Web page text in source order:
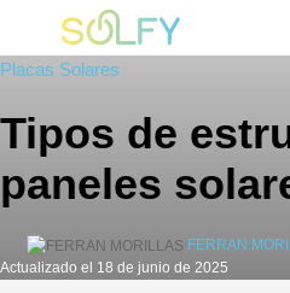
contenido
Solfy
Placas Solares
Tipos de
paneles
FERRAN
Actualizado el 18 de junio de 2025